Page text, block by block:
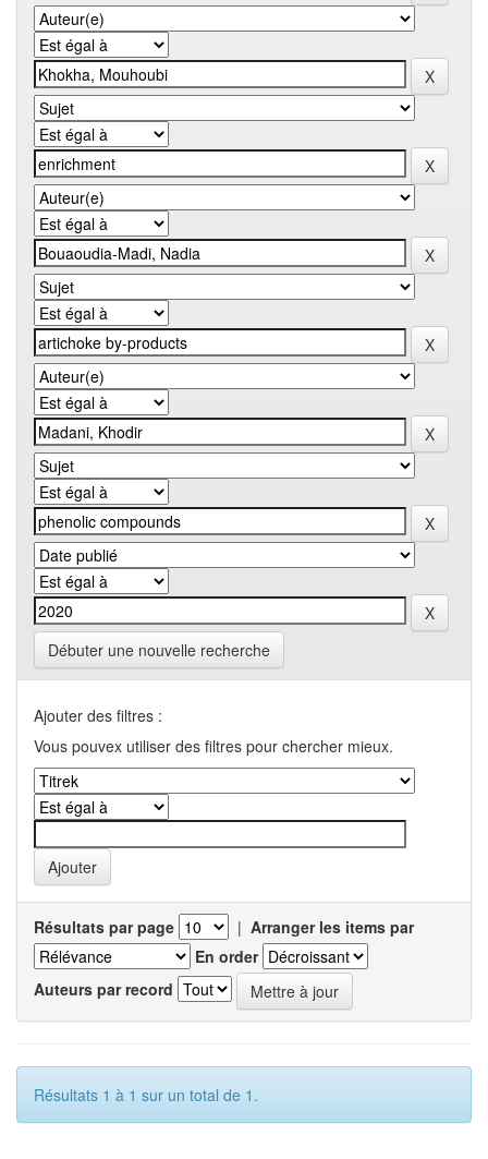
Débuter une nouvelle recherche
Ajouter des filtres :
Vous pouvex utiliser des filtres pour chercher mieux.
Résultats par page | Arranger les items par
En order
Auteurs par record
Résultats 1 à 1 sur un total de 1.